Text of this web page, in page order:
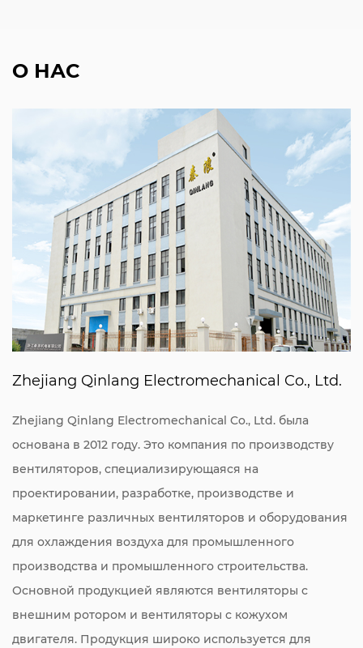
О НАС
Zhejiang Qinlang Electromechanical Co., Ltd.
Zhejiang Qinlang Electromechanical Co., Ltd. была
основана в 2012 году. Это компания по производству
вентиляторов, специализирующаяся на
проектировании, разработке, производстве и
маркетинге различных вентиляторов и оборудования
для охлаждения воздуха для промышленного
производства и промышленного строительства.
Основной продукцией являются вентиляторы с
внешним ротором и вентиляторы с кожухом
двигателя. Продукция широко используется для